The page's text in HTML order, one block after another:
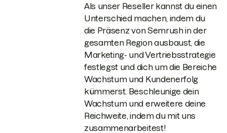
Als unser Reseller kannst du einen
Unterschied machen, indem du
die Präsenz von Semrush in der
gesamten Region ausbaust, die
Marketing- und Vertriebsstrategie
festlegst und dich um die Bereiche
Wachstum und Kundenerfolg
kümmerst. Beschleunige dein
Wachstum und erweitere deine
Reichweite, indem du mit uns
zusammenarbeitest!